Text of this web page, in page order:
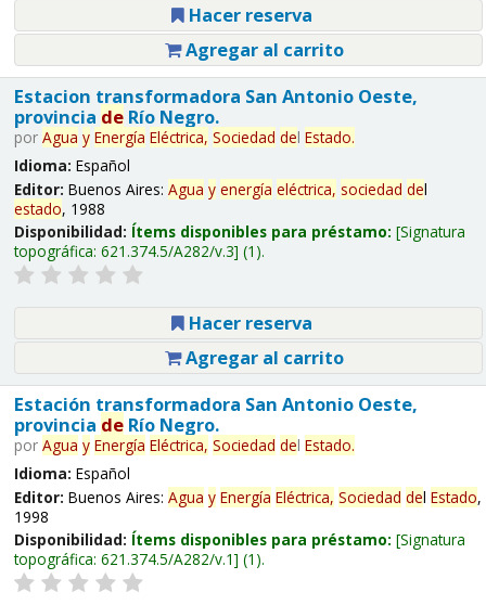
Hacer reserva
Agregar al carrito
Estacion transformadora San Antonio Oeste,
provincia deRío Negro.
por Agua y Energía Eléctrica, Sociedad del Estado.
Idioma: Español
Editor: Buenos Aires: Agua y energía eléctrica, sociedad del
estado, 1988
Disponibilidad: Ítems disponibles para préstamo: Signatura
topográfica: 621.374.5/A282/v.3 (1).
Hacer reserva
Agregar al carrito
Estación transformadora San Antonio Oeste,
provincia deRío Negro.
por Agua y Energía Eléctrica, Sociedad del Estado.
Idioma: Español
Editor: Buenos Aires: Agua y Energía Eléctrica, Sociedad del Estado,
1998
Disponibilidad: Ítems disponibles para préstamo: Signatura
topográfica: 621.374.5/A282/v.1 (1).